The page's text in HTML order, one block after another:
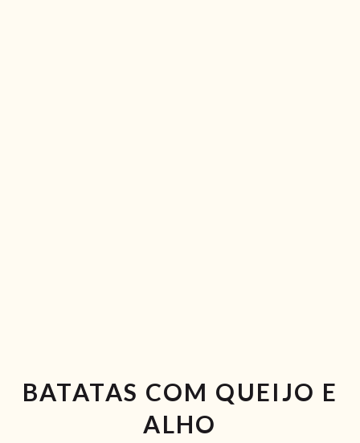
BATATAS COM QUEIJO E
ALHO